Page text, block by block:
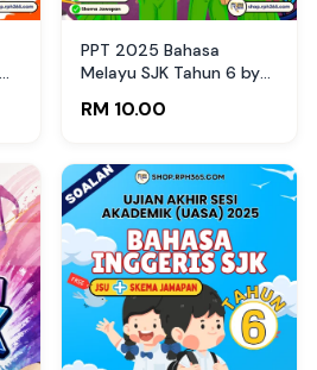
PPT 2025 Bahasa
Melayu SJK Tahun 6 by
RM 10.00